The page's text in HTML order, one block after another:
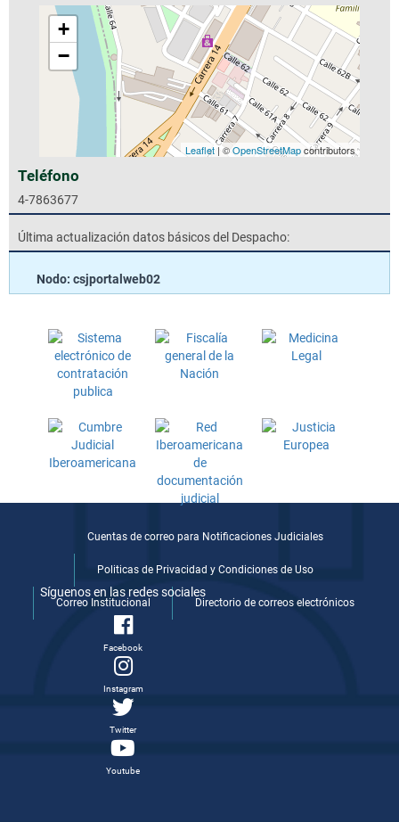
+
−
Leaflet| ©OpenStreetMapcontributors
Teléfono
4-7863677
Última actualización datos básicos del Despacho:
Nodo: csjportalweb02
Cuentas de correo para Notificaciones Judiciales
Politicas de Privacidad y Condiciones de Uso
Correo Institucional Directorio de correos electrónicos
Síguenos en las redes sociales
Facebook
Instagram
Twitter
Youtube